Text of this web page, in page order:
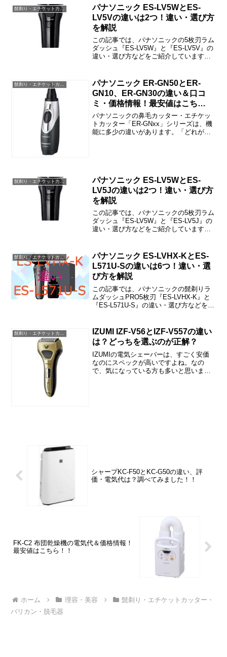
ー」だけで、本体の機能・性能は同じで
す。
髭剃り・エチケットカッター・バリカン・脱毛器
パナソニック ES-LV5WとES-
LV5Vの違いは2つ！違い・選び方
を解説
この記事では、パナソニックの5枚刃ラム
ダッシュ『ES-LV5W』と『ES-LV5V』の
違い・選び方などをご紹介しています。
髭剃り・エチケットカッター・バリカン・脱毛器
パナソニック ER-GN50とER-
GN10、ER-GN30の違い＆口コ
ミ・価格情報！最安値はこち
ら！！
パナソニックの鼻毛カッター・エチケッ
トカッター「ER-GNxx」シリーズは、機
能に多少の違いがあります。「どれが最
髭剃り・エチケットカッター・バリカン・脱毛器
パナソニック ES-LV5WとES-
LV5Jの違いは2つ！違い・選び方
を解説
この記事では、パナソニックの5枚刃ラム
ダッシュ『ES-LV5W』と『ES-LV5J』の
違い・選び方などをご紹介しています。
ド」の2つです。
髭剃り・エチケットカッター・バリカン・脱毛器
パナソニック ES-LVHX-KとES-
L571U-Sの違いは6つ！違い・選
び方を解説
この記事では、パナソニックの髭剃りラ
ムダッシュPRO5枚刃『ES-LVHX-K』と
『ES-L571U-S』の違い・選び方などをご
「表示」「形状」「サイズ」「重量」の6
つです。
IZUMI IZF-V56とIZF-V557の違い
は？どっちを選ぶのが正解？
IZUMIの電気シェーバーは、すごく安価
なのにスペックが高いですよね。なの
で、気になっている方も多いと思いま
シャープKC-F50とKC-G50の違い、評
価・電気代は？調べてみました！！
FK-C2 布団乾燥機の電気代＆価格情報！
最安値はこちら！！
ホーム 理容・美容
髭剃り・エチケットカッター・
バリカン・脱毛器